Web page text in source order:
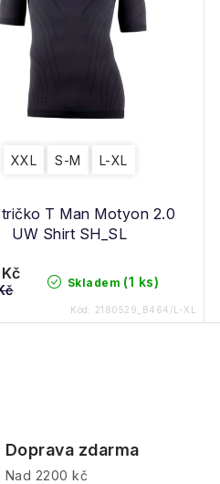
T Man Motyon 2.0
UW Shirt SH_SL
XXL S-M L-XL
Skladem (1 ks)
Kód: 2180529_B464/L-XL
Doprava zdarma
Nad 2200 kč